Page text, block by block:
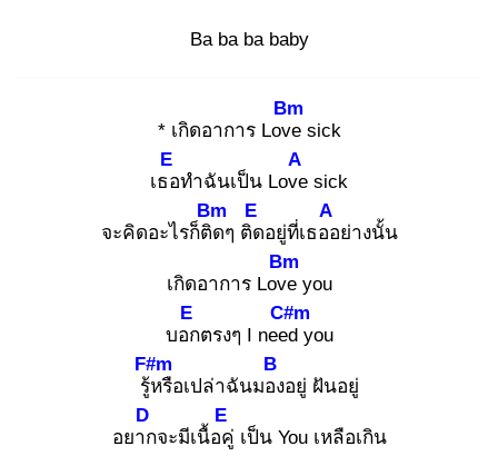
Ba ba ba baby
* เกิดอาการ Love
Bm
sick
เธอ
E
ทำฉันเป็น Love
A
sick
จะคิดอะไรก็ติด
Bm
ๆ ติด
E
อยู่ที่เธออ
A
ย่างนั้น
เกิดอาการ Love
Bm
you
บอก
E
ตรงๆ I need
C#m
you
รู้ห
F#m
รือเปล่าฉันมอง
B
อยู่ ฝันอยู่
อยาก
D
จะมีเนื้อคู่
E
เป็น You เหลือเกิน